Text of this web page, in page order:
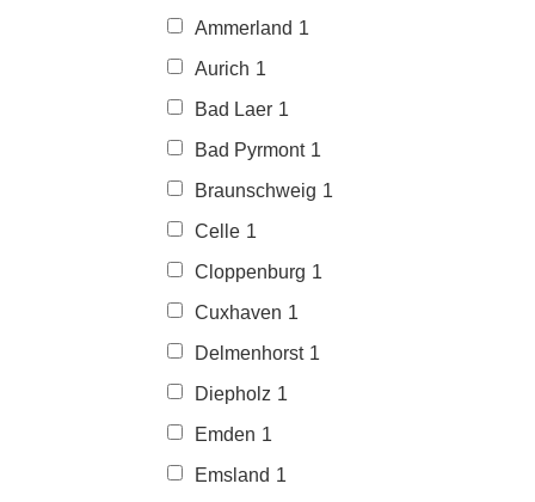
Ammerland 1
Aurich 1
Bad Laer 1
Bad Pyrmont 1
Braunschweig 1
Celle 1
Cloppenburg 1
Cuxhaven 1
Delmenhorst 1
Diepholz 1
Emden 1
Emsland 1